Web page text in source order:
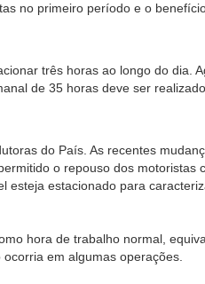
no primeiro período e o
três horas ao longo do dia.
de 35 horas deve ser
do País. As recentes
o repouso dos motoristas
esteja estacionado para
hora de trabalho normal,
em algumas operações.